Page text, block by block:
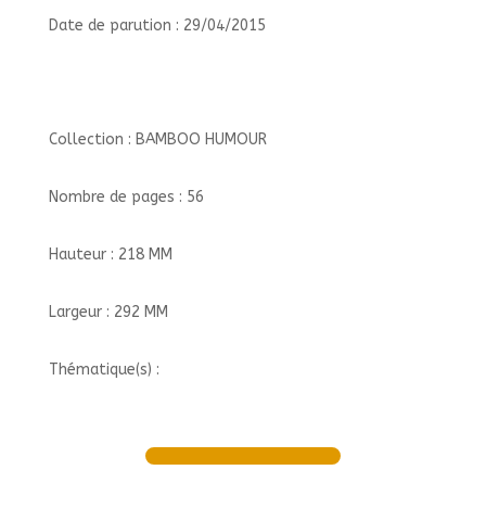
Date de parution : 29/04/2015
Collection : BAMBOO HUMOUR
Nombre de pages : 56
Hauteur : 218 MM
Largeur : 292 MM
Thématique(s) :